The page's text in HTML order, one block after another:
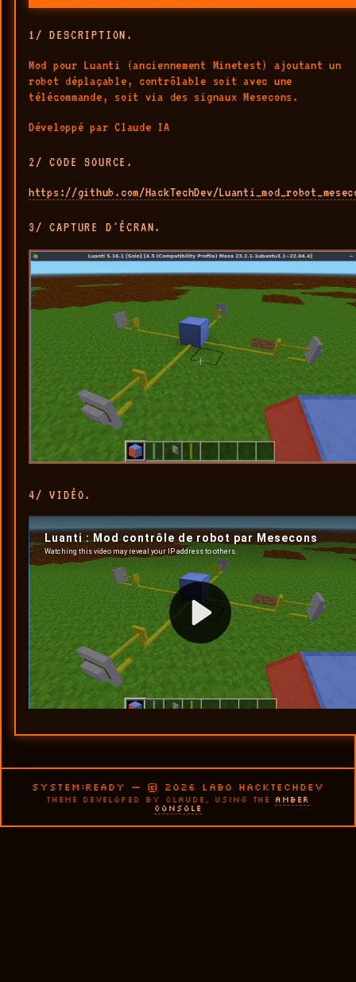
1/ DESCRIPTION.
Mod pour Luanti (anciennement Minetest) ajoutant un
robot déplaçable, contrôlable soit avec une
télécommande, soit via des signaux Mesecons.
Développé par Claude IA
2/ CODE SOURCE.
https://github.com/HackTechDev/
3/ CAPTURE D'ÉCRAN.
4/ VIDÉO.
SYSTEM:READY — © 2026 LABO HACKTECHDEV
THEME DEVELOPED BY CLAUDE, USING THE AMBER
CONSOLE